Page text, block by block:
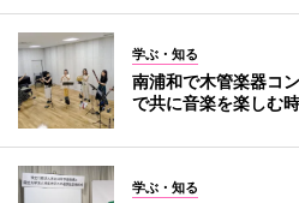
学ぶ・知る
南浦和で木管楽器コ
で共に音楽を楽しむ
学ぶ・知る